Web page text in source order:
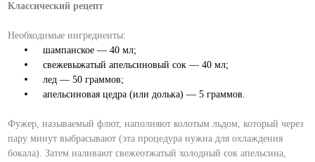
Классический рецепт
Необходимые ингредиенты:
шампанское — 40 мл;
свежевыжатый апельсиновый сок — 40 мл;
лед — 50 граммов;
апельсиновая цедра (или долька) — 5 граммов.
Фужер, называемый флют, наполняют колотым льдом, который через
пару минут выбрасывают (эта процедура нужна для охлаждения
бокала). Затем наливают свежеотжатый холодный сок апельсина,